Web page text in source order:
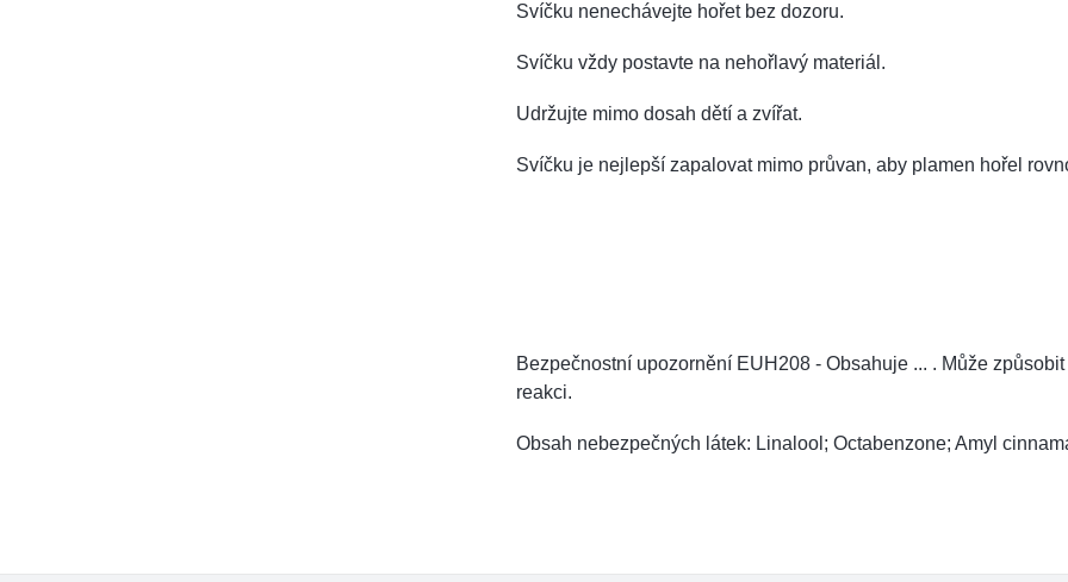
Svíčku nenechávejte hořet bez dozoru.
Svíčku vždy postavte na nehořlavý materiál.
Udržujte mimo dosah dětí a zvířat.
Svíčku je nejlepší zapalovat mimo průvan, aby plamen hořel
Bezpečnostní upozornění EUH208 - Obsahuje ... . Může
reakci.
Obsah nebezpečných látek: Linalool; Octabenzone; Amyl